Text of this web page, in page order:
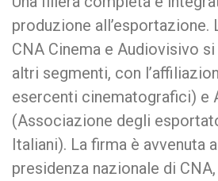
produzione all’esportazione.
CNA Cinema e Audiovisivo
altri segmenti, con
esercenti cinematografici) e
(Associazione degli
Italiani). La firma è avvenuta
presidenza nazionale di